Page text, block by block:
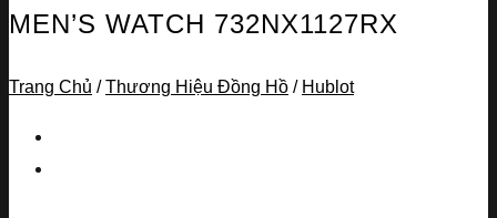
MEN’S WATCH 732NX1127RX
Trang Chủ / Thương Hiệu Đồng Hồ / Hublot